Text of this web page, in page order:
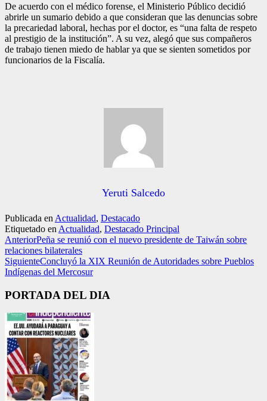
De acuerdo con el médico forense, el Ministerio Público decidió
abrirle un sumario debido a que consideran que las denuncias sobre
la precariedad laboral, hechas por el doctor, es “una falta de respeto
al prestigio de la institución”. A su vez, alegó que sus compañeros
de trabajo tienen miedo de hablar ya que se sienten sometidos por
funcionarios de la Fiscalía.
Yeruti Salcedo
Publicada en Actualidad, Destacado
Etiquetado en Actualidad, Destacado Principal
AnteriorPeña se reunió con el nuevo presidente de Taiwán sobre
relaciones bilaterales
SiguienteConcluyó la XIX Reunión de Autoridades sobre Pueblos
Indígenas del Mercosur
PORTADA DEL DIA